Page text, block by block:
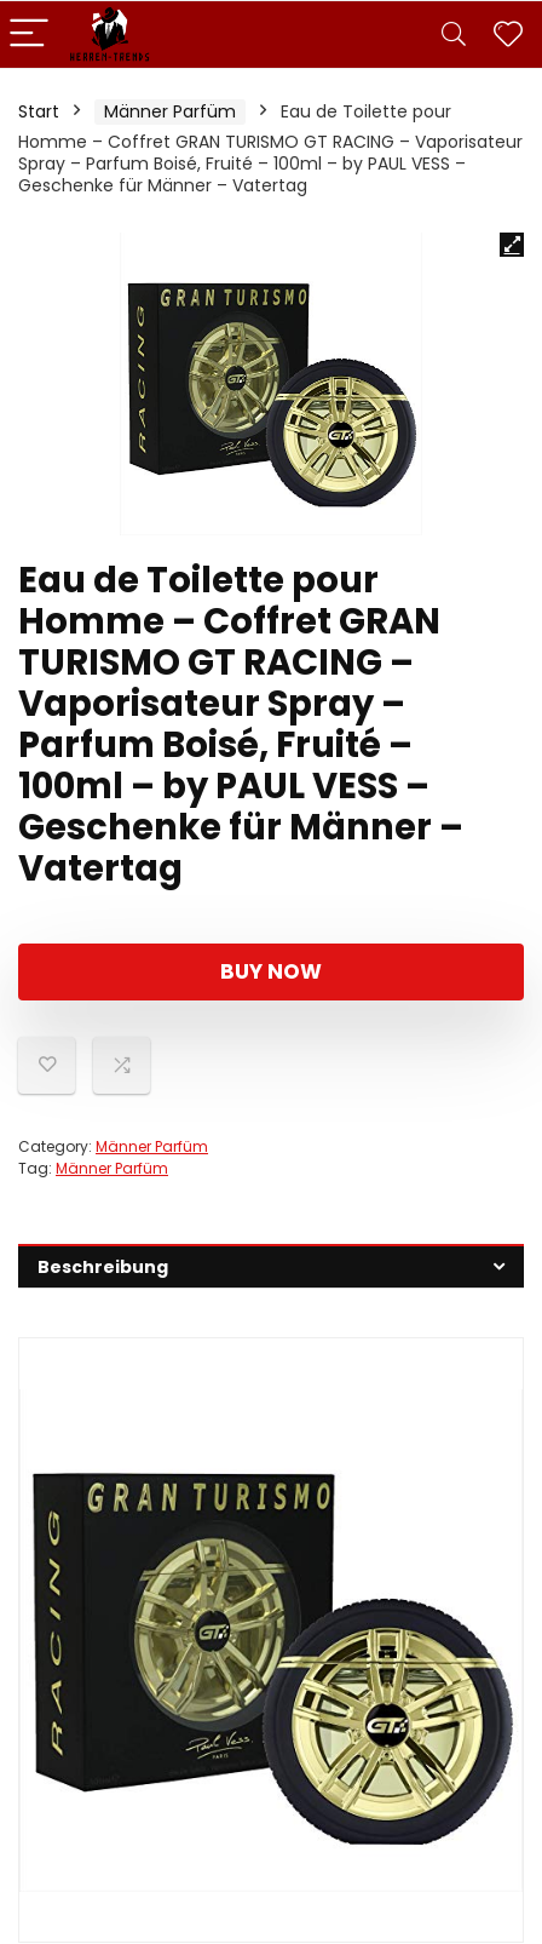
Start Männer Parfüm
Eau de Toilette pour
Homme – Coffret GRAN TURISMO GT RACING – Vaporisateur
Spray – Parfum Boisé, Fruité – 100ml – by PAUL VESS –
Geschenke für Männer – Vatertag
Eau de Toilette pour
Homme – Coffret GRAN
TURISMO GT RACING –
Vaporisateur Spray –
Parfum Boisé, Fruité –
100ml – by PAUL VESS –
Geschenke für Männer –
Vatertag
BUY NOW
Category: Männer Parfüm
Tag: Männer Parfüm
Beschreibung